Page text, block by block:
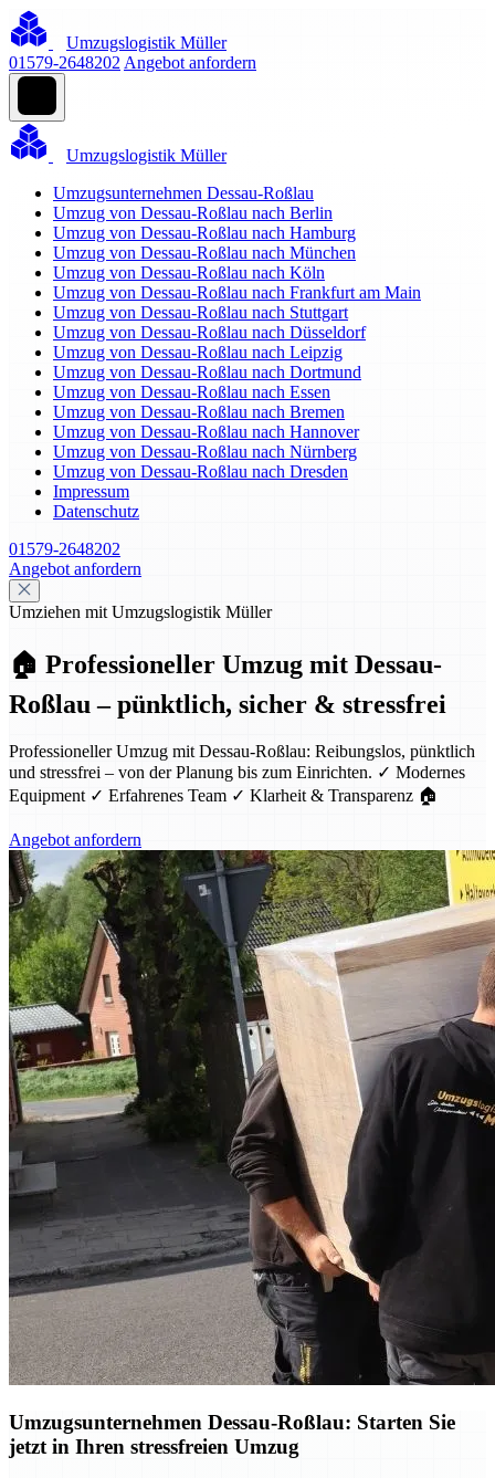
Umzugslogistik Müller
01579-2648202 Angebot anfordern
Umzugslogistik Müller
Umzugsunternehmen Dessau-Roßlau
Umzug von Dessau-Roßlau nach Berlin
Umzug von Dessau-Roßlau nach Hamburg
Umzug von Dessau-Roßlau nach München
Umzug von Dessau-Roßlau nach Köln
Umzug von Dessau-Roßlau nach Frankfurt am Main
Umzug von Dessau-Roßlau nach Stuttgart
Umzug von Dessau-Roßlau nach Düsseldorf
Umzug von Dessau-Roßlau nach Leipzig
Umzug von Dessau-Roßlau nach Dortmund
Umzug von Dessau-Roßlau nach Essen
Umzug von Dessau-Roßlau nach Bremen
Umzug von Dessau-Roßlau nach Hannover
Umzug von Dessau-Roßlau nach Nürnberg
Umzug von Dessau-Roßlau nach Dresden
Impressum
Datenschutz
01579-2648202
Angebot anfordern
Umziehen mit Umzugslogistik Müller
🏠 Professioneller Umzug mit Dessau-
Roßlau – pünktlich, sicher & stressfrei
Professioneller Umzug mit Dessau-Roßlau: Reibungslos, pünktlich
und stressfrei – von der Planung bis zum Einrichten. ✓ Modernes
Equipment ✓ Erfahrenes Team ✓ Klarheit & Transparenz 🏠
Angebot anfordern
Umzugsunternehmen Dessau-Roßlau: Starten Sie
jetzt in Ihren stressfreien Umzug